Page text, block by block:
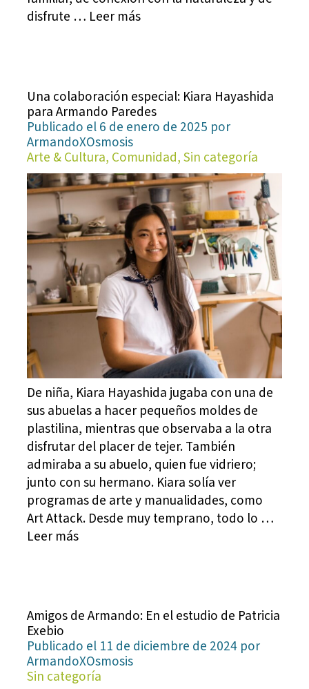
disfrute … Leer más
Una colaboración especial: Kiara Hayashida
para Armando Paredes
Publicado el 6 de enero de 2025 por
ArmandoXOsmosis
Arte & Cultura, Comunidad, Sin categoría
De niña, Kiara Hayashida jugaba con una de
sus abuelas a hacer pequeños moldes de
plastilina, mientras que observaba a la otra
disfrutar del placer de tejer. También
admiraba a su abuelo, quien fue vidriero;
junto con su hermano. Kiara solía ver
programas de arte y manualidades, como
Art Attack. Desde muy temprano, todo lo …
Leer más
Amigos de Armando: En el estudio de Patricia
Exebio
Publicado el 11 de diciembre de 2024 por
ArmandoXOsmosis
Sin categoría